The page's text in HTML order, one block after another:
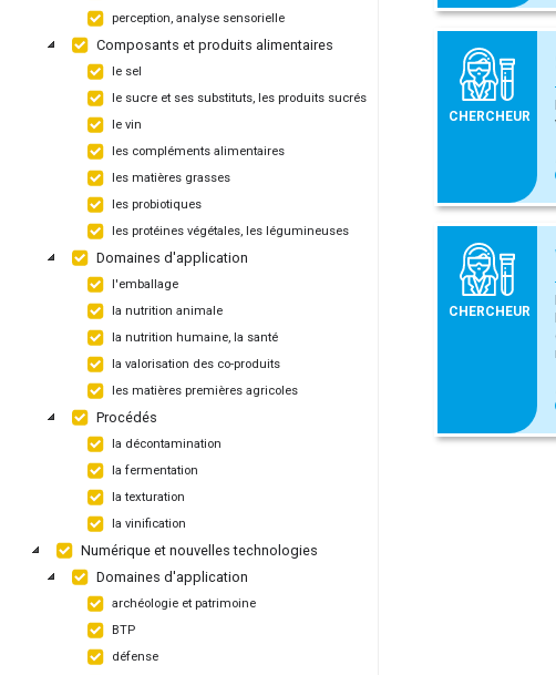
perception, analyse sensorielle
Composants et produits alimentaires
le sel
le sucre et ses substituts, les produits sucrés
le vin
les compléments alimentaires
les matières grasses
les probiotiques
les protéines végétales, les légumineuses
Domaines d'application
l'emballage
la nutrition animale
la nutrition humaine, la santé
la valorisation des co-produits
les matières premières agricoles
Procédés
la décontamination
la fermentation
la texturation
la vinification
Numérique et nouvelles technologies
Domaines d'application
archéologie et patrimoine
BTP
défense
CHERCHEUR
CHERCHEUR